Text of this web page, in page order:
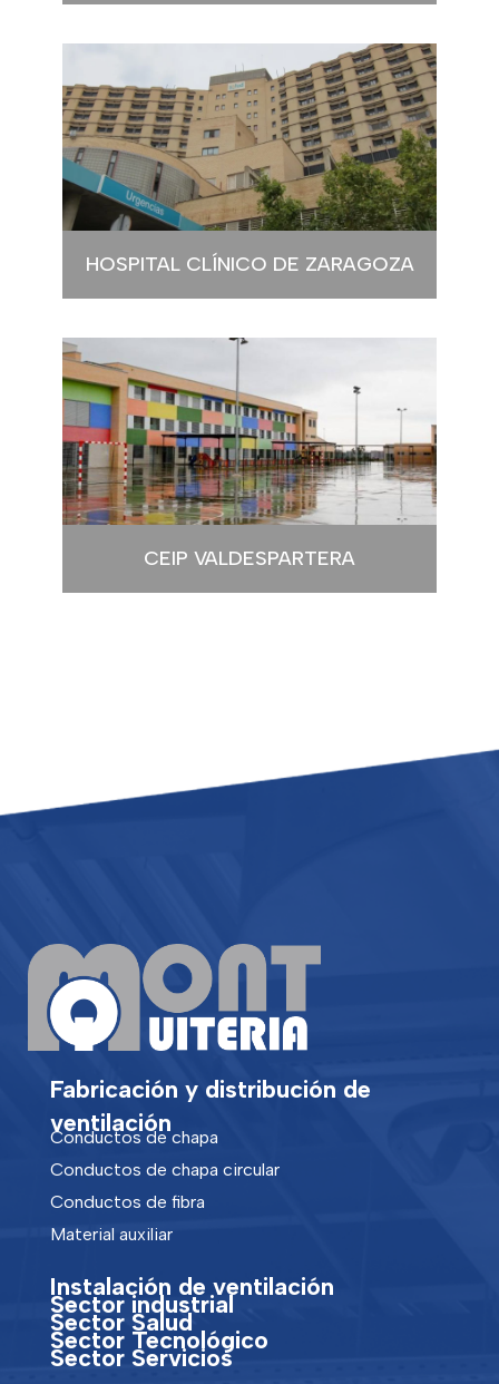
HOSPITAL CLÍNICO DE ZARAGOZA
CEIP VALDESPARTERA
Fabricación y distribución de
ventilación
Conductos de chapa
Conductos de chapa circular
Conductos de fibra
Material auxiliar
Instalación de ventilación
Sector industrial
Sector Salud
Sector Tecnológico
Sector Servicios